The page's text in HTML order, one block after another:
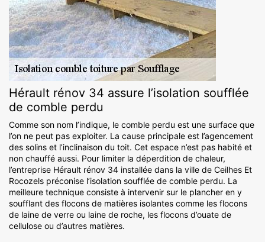
Hérault rénov 34 assure l’isolation soufflée
de comble perdu
Comme son nom l’indique, le comble perdu est une surface que
l’on ne peut pas exploiter. La cause principale est l’agencement
des solins et l’inclinaison du toit. Cet espace n’est pas habité et
non chauffé aussi. Pour limiter la déperdition de chaleur,
l’entreprise Hérault rénov 34 installée dans la ville de Ceilhes Et
Rocozels préconise l’isolation soufflée de comble perdu. La
meilleure technique consiste à intervenir sur le plancher en y
soufflant des flocons de matières isolantes comme les flocons
de laine de verre ou laine de roche, les flocons d’ouate de
cellulose ou d’autres matières.